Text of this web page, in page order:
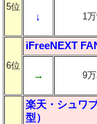
5位
↓ 1
6位
iFreeNEXT
→ 9
楽天・シュワ
型）